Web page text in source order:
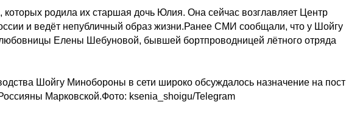
родила их старшая дочь Юлия. Она сейчас возглавляет Центр
и ведёт непубличный образ жизни.Ранее СМИ сообщали, что у Шойгу
Елены Шебуновой, бывшей бортпроводницей лётного отряда
Шойгу Минобороны в сети широко обсуждалось назначение на пост
Марковской.Фото: ksenia_shoigu/Telegram